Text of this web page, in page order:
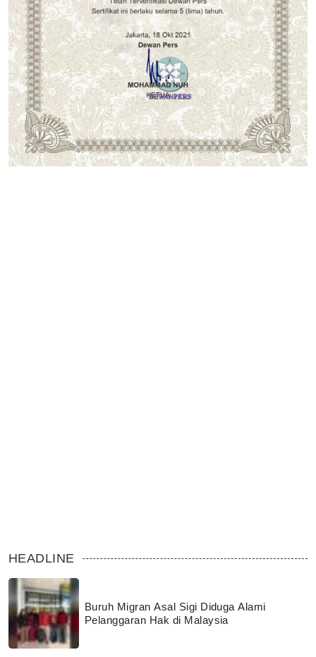
HEADLINE
Buruh Migran Asal Sigi Diduga Alami
Pelanggaran Hak di Malaysia